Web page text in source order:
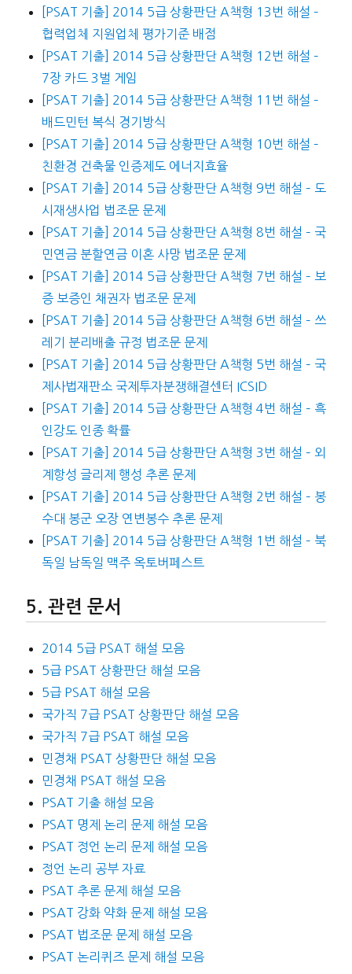
[PSAT 기출] 2014 5급 상황판단 A책형 13번 해설 –
협력업체 지원업체 평가기준 배점
[PSAT 기출] 2014 5급 상황판단 A책형 12번 해설 –
7장 카드 3벌 게임
[PSAT 기출] 2014 5급 상황판단 A책형 11번 해설 –
배드민턴 복식 경기방식
[PSAT 기출] 2014 5급 상황판단 A책형 10번 해설 –
친환경 건축물 인증제도 에너지효율
[PSAT 기출] 2014 5급 상황판단 A책형 9번 해설 – 도
시재생사업 법조문 문제
[PSAT 기출] 2014 5급 상황판단 A책형 8번 해설 – 국
민연금 분할연금 이혼 사망 법조문 문제
[PSAT 기출] 2014 5급 상황판단 A책형 7번 해설 – 보
증 보증인 채권자 법조문 문제
[PSAT 기출] 2014 5급 상황판단 A책형 6번 해설 – 쓰
레기 분리배출 규정 법조문 문제
[PSAT 기출] 2014 5급 상황판단 A책형 5번 해설 – 국
제사법재판소 국제투자분쟁해결센터 ICSID
[PSAT 기출] 2014 5급 상황판단 A책형 4번 해설 – 흑
인강도 인종 확률
[PSAT 기출] 2014 5급 상황판단 A책형 3번 해설 – 외
계항성 글리제 행성 추론 문제
[PSAT 기출] 2014 5급 상황판단 A책형 2번 해설 – 봉
수대 봉군 오장 연변봉수 추론 문제
[PSAT 기출] 2014 5급 상황판단 A책형 1번 해설 – 북
독일 남독일 맥주 옥토버페스트
관련 문서
2014 5급 PSAT 해설 모음
5급 PSAT 상황판단 해설 모음
5급 PSAT 해설 모음
국가직 7급 PSAT 상황판단 해설 모음
국가직 7급 PSAT 해설 모음
민경채 PSAT 상황판단 해설 모음
민경채 PSAT 해설 모음
PSAT 기출 해설 모음
PSAT 명제 논리 문제 해설 모음
PSAT 정언 논리 문제 해설 모음
정언 논리 공부 자료
PSAT 추론 문제 해설 모음
PSAT 강화 약화 문제 해설 모음
PSAT 법조문 문제 해설 모음
PSAT 논리퀴즈 문제 해설 모음